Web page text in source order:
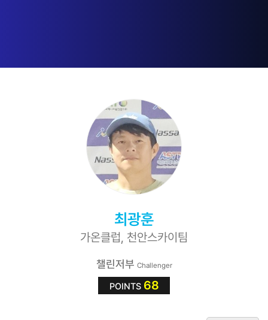
최광훈
가온클럽, 천안스카이팀
챌린저부 Challenger
POINTS 68